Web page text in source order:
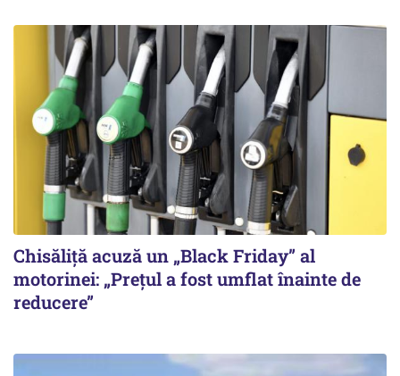
Chisăliță acuză un „Black Friday” al
motorinei: „Prețul a fost umflat înainte de
reducere”